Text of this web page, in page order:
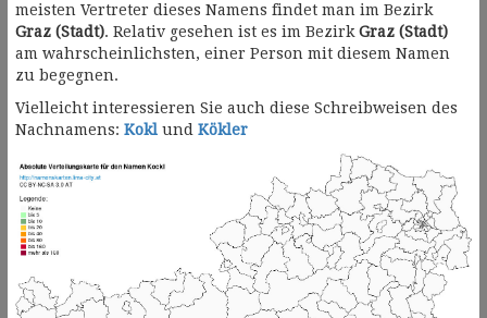
meisten Vertreter dieses Namens findet man im Bezirk
Graz (Stadt). Relativ gesehen ist es im Bezirk Graz (Stadt)
am wahrscheinlichsten, einer Person mit diesem Namen
zu begegnen.
Vielleicht interessieren Sie auch diese Schreibweisen des
Nachnamens: Kokl und Kökler